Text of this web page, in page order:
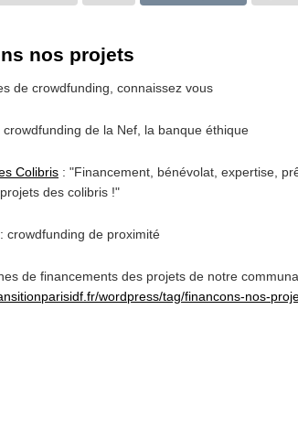
nos projets
de crowdfunding, connaissez vous
crowdfunding de la Nef, la banque éthique
Colibris : "Financement, bénévolat, expertise,
des colibris !"
: crowdfunding de proximité
de financements des projets de notre
wordpress/tag/financons-nos-